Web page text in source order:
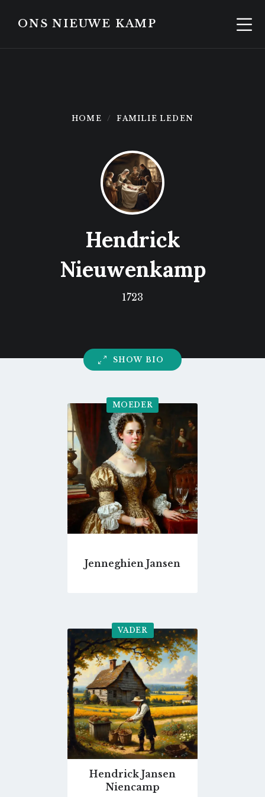
content
footerONS NIEUWE KAMP
HOME FAMILIE LEDEN
Hendrick
Nieuwenkamp
1723
SHOW BIO
MOEDER
Go
to
profile
page
Jenneghien Jansen
VADER
Go
to
profile
page
Hendrick Jansen
Niencamp